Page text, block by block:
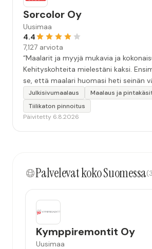
Sorcolor Oy
Uusimaa
4.4
7,127 arviota
“Maalarit ja myyjä mukavia ja
Kehityskohteita mielestäni kaksi.
se, että maalari huomasi heti seinän
värin erot mitä en huomannut. Hyvä
kohtaa huomattu mutta toki
tilanteessa myyjä olisi jo kiinnittänyt
mahdollisuus että palveluita käytän”
Julkisivumaalaus
Maalaus ja
Tiilikaton pinnoitus
Päivitetty 6.8.2026
Palvelevat koko Suomessa
Kymppiremontit Oy
Uusimaa